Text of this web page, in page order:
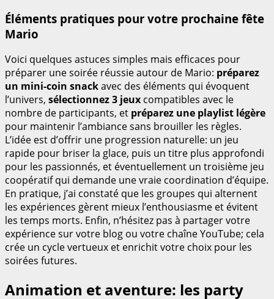
Éléments pratiques pour votre prochaine fête
Mario
Voici quelques astuces simples mais efficaces pour
préparer une soirée réussie autour de Mario: préparez
un mini-coin snackavec des éléments qui évoquent
l’univers, sélectionnez 3 jeux compatibles avec le
nombre de participants, et préparez une playlist légère
pour maintenir l’ambiance sans brouiller les règles.
L’idée est d’offrir une progression naturelle: un jeu
rapide pour briser la glace, puis un titre plus approfondi
pour les passionnés, et éventuellement un troisième jeu
coopératif qui demande une vraie coordination d’équipe.
En pratique, j’ai constaté que les groupes qui alternent
les expériences gèrent mieux l’enthousiasme et évitent
les temps morts. Enfin, n’hésitez pas à partager votre
expérience sur votre blog ou votre chaîne YouTube; cela
crée un cycle vertueux et enrichit votre choix pour les
soirées futures.
Animation et aventure: les party